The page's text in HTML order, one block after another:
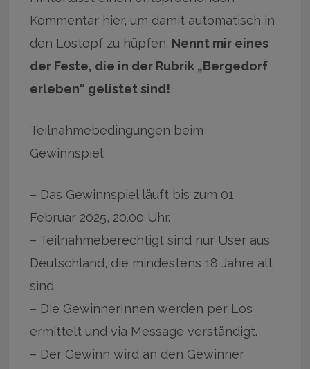
Kommentar hier, um damit automatisch in
den Lostopf zu hüpfen. Nennt mir eines
der Feste, die in der Rubrik „Bergedorf
erleben“ gelistet sind!
Teilnahmebedingungen beim
Gewinnspiel:
– Das Gewinnspiel läuft bis zum 01.
Februar 2025, 20.00 Uhr.
– Teilnahmeberechtigt sind nur User aus
Deutschland, die mindestens 18 Jahre alt
sind.
– Die GewinnerInnen werden per Los
ermittelt und via Message verständigt.
– Der Gewinn wird an den Gewinner